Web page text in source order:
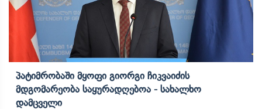
Პატიმრობაში Მყოფი Გიორგი Ჩიკვაიძის
Მდგომარეობა Საყურადღებოა - Სახალხო
Დამცველი